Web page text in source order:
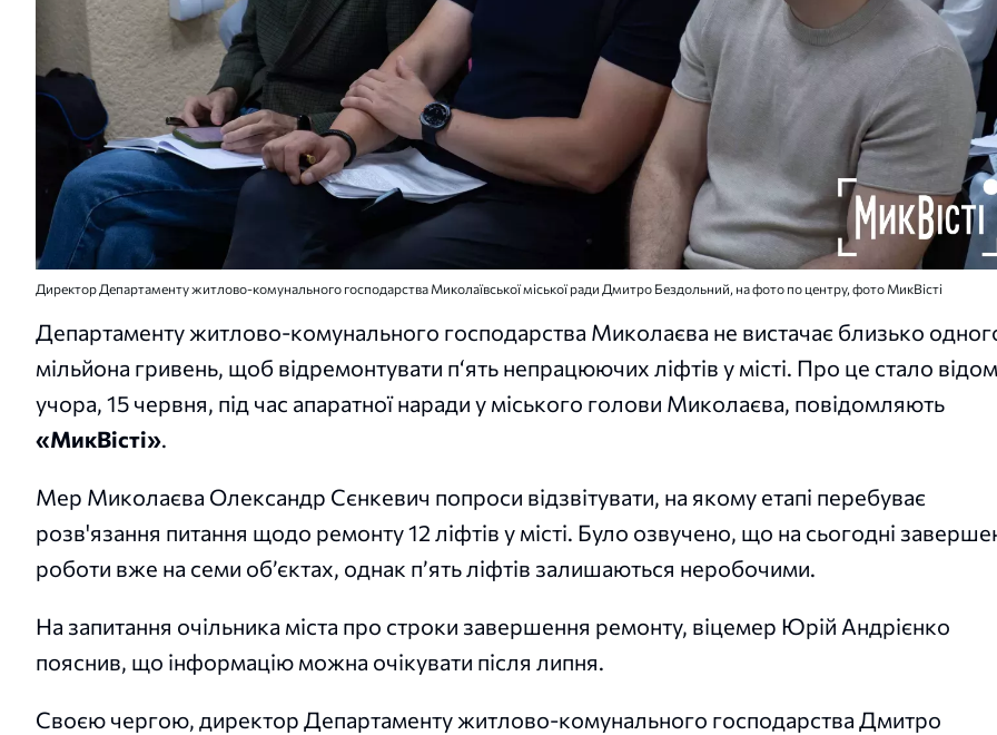
Директор Департаменту житлово-комунального господарства Миколаївської міської ради Дмитро Бездольний, на фото по центру, фото МикВісті
Департаменту житлово-комунального господарства Миколаєва не вистачає близько
мільйона гривень, щоб відремонтувати п‘ять непрацюючих ліфтів у місті. Про це стало
учора, 15 червня, під час апаратної наради у міського голови Миколаєва, повідомляють
«МикВісті».
Мер Миколаєва Олександр Сєнкевич попроси відзвітувати, на якому етапі перебуває
розв'язання питання щодо ремонту 12 ліфтів у місті. Було озвучено, що на сьогодні
роботи вже на семи об’єктах, однак п’ять ліфтів залишаються неробочими.
На запитання очільника міста про строки завершення ремонту, віцемер Юрій Андрієнко
пояснив, що інформацію можна очікувати після липня.
Своєю чергою, директор Департаменту житлово-комунального господарства Дмитро